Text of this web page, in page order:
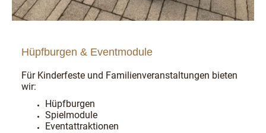
Hüpfburgen & Eventmodule
Für Kinderfeste und Familienveranstaltungen bieten
wir:
Hüpfburgen
Spielmodule
Eventattraktionen